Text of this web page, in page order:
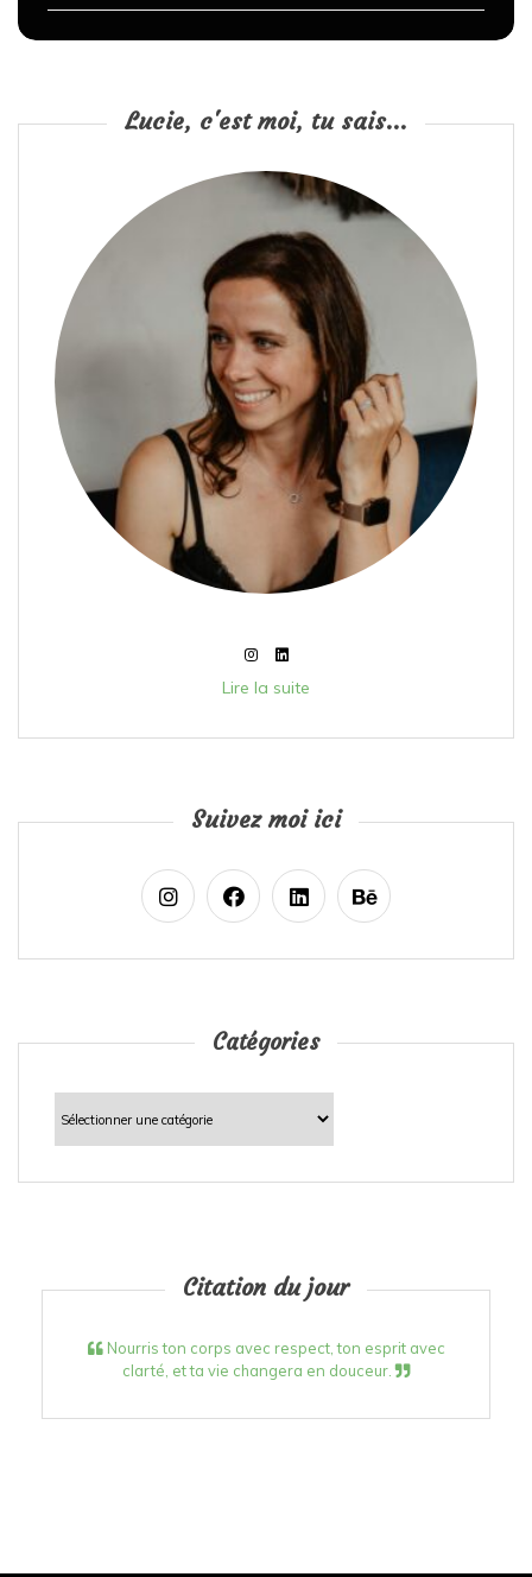
Lucie, c'est moi, tu sais...
Lire la suite
Suivez moi ici
Catégories
Catégories
Citation du jour
Nourris ton corps avec respect, ton esprit avec
clarté, et ta vie changera en douceur.